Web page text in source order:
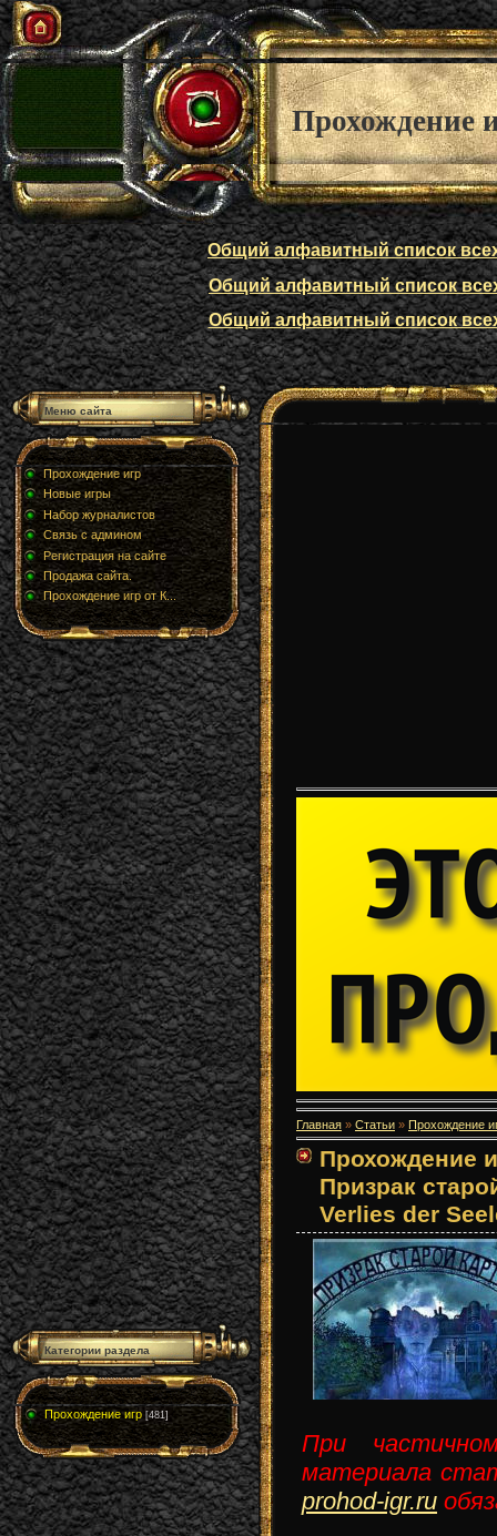
Прохождение
Общий алфавитный список
Общий алфавитный список
Общий алфавитный список
Меню сайта
Прохождение игр
Новые игры
Набор журналистов
Связь с админом
Регистрация на сайте
Продажа сайта.
Прохождение игр от К...
Категории раздела
Прохождение игр [481]
Главная » Статьи » Прохождение
Прохождение
Призрак
Verlies der
При
материала
prohod-igr.ru